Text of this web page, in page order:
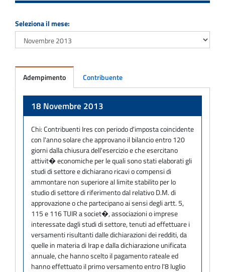
Seleziona il mese:
Adempimento Contribuente
18 Novembre 2013
Chi:Contribuenti Ires con periodo d'imposta coincidente
con l'anno solare che approvano il bilancio entro 120
giorni dalla chiusura dell'esercizio e che esercitano
attivit� economiche per le quali sono stati elaborati gli
studi di settore e dichiarano ricavi o compensi di
ammontare non superiore al limite stabilito per lo
studio di settore di riferimento dal relativo D.M. di
approvazione o che partecipano ai sensi degli artt. 5,
115 e 116 TUIR a societ�, associazioni o imprese
interessate dagli studi di settore, tenuti ad effettuare i
versamenti risultanti dalle dichiarazioni dei redditi, da
quelle in materia di Irap e dalla dichiarazione unificata
annuale, che hanno scelto il pagamento rateale ed
hanno effettuato il primo versamento entro l'8 luglio